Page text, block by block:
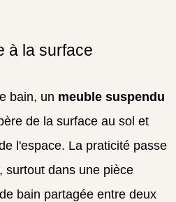
à la surface
bain, un meuble suspendu
de la surface au sol et
l'espace. La praticité passe
surtout dans une pièce
bain partagée entre deux